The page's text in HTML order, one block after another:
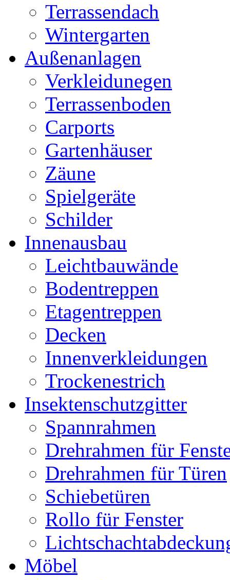
Terrassendach
Wintergarten
Außenanlagen
Verkleidunegen
Terrassenboden
Carports
Gartenhäuser
Zäune
Spielgeräte
Schilder
Innenausbau
Leichtbauwände
Bodentreppen
Etagentreppen
Decken
Innenverkleidungen
Trockenestrich
Insektenschutzgitter
Spannrahmen
Drehrahmen für
Drehrahmen für Türen
Schiebetüren
Rollo für Fenster
Möbel